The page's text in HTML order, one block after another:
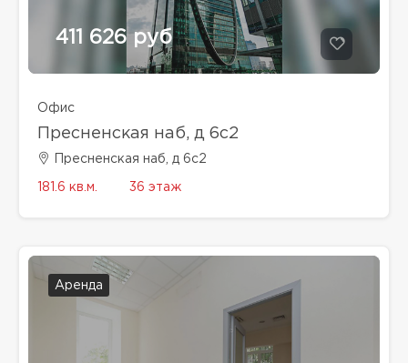
411 626 руб
Офис
Пресненская наб, д 6с2
Пресненская наб, д 6с2
181.6 кв.м. 36 этаж
Аренда